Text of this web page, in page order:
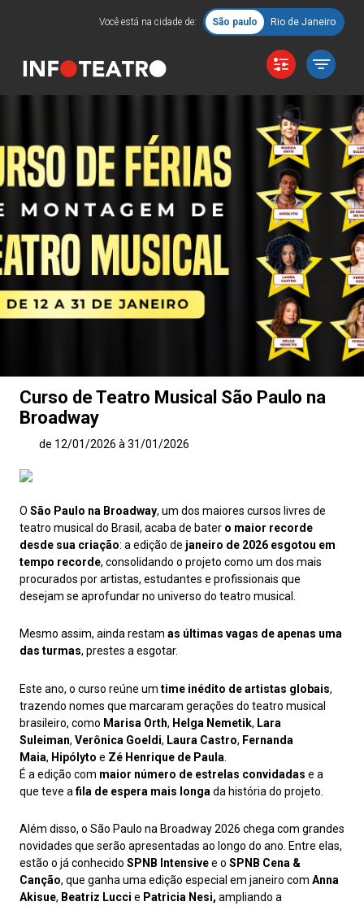
Você está na cidade de: São paulo Rio de Janeiro
Curso de Teatro Musical São Paulo na
Broadway
de 12/01/2026 à 31/01/2026
O São Paulo na Broadway, um dos maiores cursos livres de
teatro musical do Brasil, acaba de bater o maior recorde
desde sua criação: a edição de janeiro de 2026 esgotou em
tempo recorde, consolidando o projeto como um dos mais
procurados por artistas, estudantes e profissionais que
desejam se aprofundar no universo do teatro musical.
Mesmo assim, ainda restam as últimas vagas de apenas uma
das turmas, prestes a esgotar.
Este ano, o curso reúne um time inédito de artistas globais,
trazendo nomes que marcaram gerações do teatro musical
brasileiro, como Marisa Orth, Helga Nemetik, Lara
Suleiman, Verônica Goeldi, Laura Castro, Fernanda
Maia, Hipólyto e Zé Henrique de Paula
É a edição com maior número de estrelas convidadas e a
que teve afila de espera mais longa da história do projeto.
Além disso, o São Paulo na Broadway 2026 chega com grandes
novidades que serão apresentadas ao longo do ano. Entre elas,
estão o já conhecido SPNB Intensivee o SPNB Cena &
Canção, que ganha uma edição especial em janeiro com Anna
Akisue, Beatriz Lucci e Patricia Nesi, ampliando a